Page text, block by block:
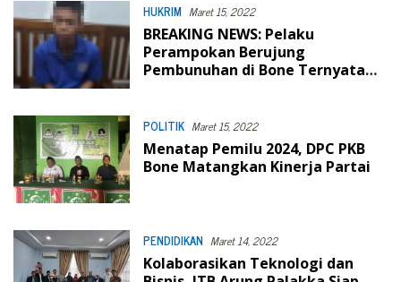
HUKRIM Maret 15, 2022
BREAKING NEWS: Pelaku
Perampokan Berujung
Pembunuhan di Bone Ternyata
POLITIK Maret 15, 2022
Menatap Pemilu 2024, DPC PKB
Bone Matangkan Kinerja Partai
PENDIDIKAN Maret 14, 2022
Kolaborasikan Teknologi dan